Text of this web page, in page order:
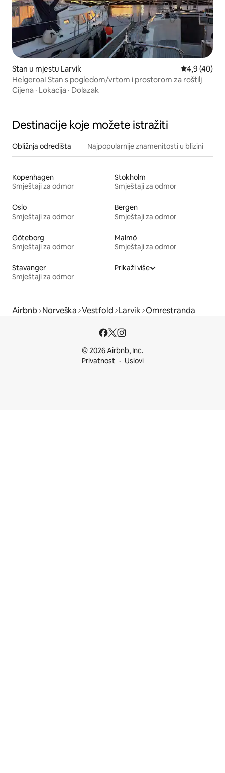
Stan u mjestu Larvik Prosječna
4,9 (40)
Helgeroa! Stan s pogledom/vrtom i prostorom za roštilj
Cijena · Lokacija · Dolazak
Destinacije koje možete istražiti
Obližnja odredišta Najpopularnije znamenitosti u blizini
Kopenhagen
Smještaji za odmor
Stokholm
Smještaji za odmor
Oslo
Smještaji za odmor
Bergen
Smještaji za odmor
Göteborg
Smještaji za odmor
Malmö
Smještaji za odmor
Stavanger
Smještaji za odmor
Prikaži više
Airbnb Norveška Vestfold Larvik Omrestranda
© 2026 Airbnb, Inc.
Privatnost
Uslovi